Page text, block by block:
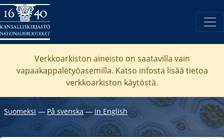
Verkkoarkiston aineisto on saatavilla vain
vapaakappaletyöasemilla. Katso infosta lisää tietoa
verkkoarkiston käytöstä.
Suomeksi ― På svenska― In English